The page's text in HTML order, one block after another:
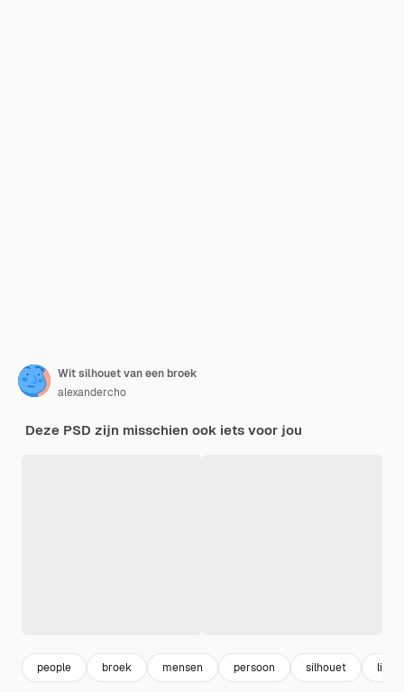
Wit silhouet van een broek
alexandercho
Deze PSD zijn misschien ook iets voor jou
people broek mensen persoon silhouet